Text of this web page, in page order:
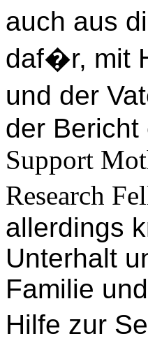
auch aus
daf�r, mit
und der
der Bericht
Support
Research
allerdings
Unterhalt
Familie
Hilfe zur